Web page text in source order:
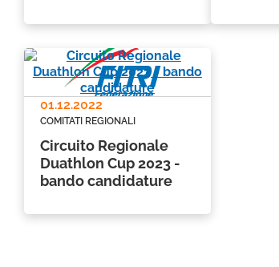
01.12.2022
COMITATI REGIONALI
Circuito Regionale
Duathlon Cup 2023 -
bando candidature